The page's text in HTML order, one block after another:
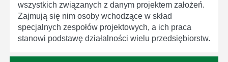
wszystkich związanych z danym projektem założeń.
Zajmują się nim osoby wchodzące w skład
specjalnych zespołów projektowych, a ich praca
stanowi podstawę działalności wielu przedsiębiorstw.